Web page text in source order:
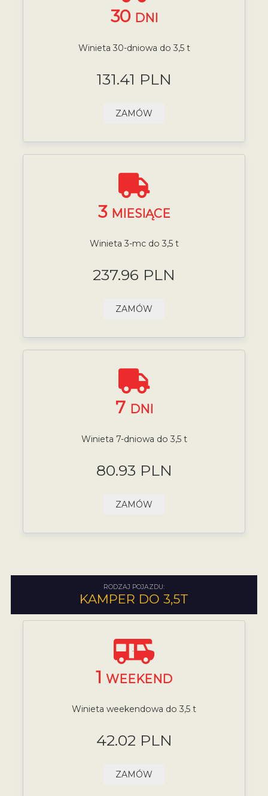
30 DNI
Winieta 30-dniowa do 3,5 t
131.41 PLN
ZAMÓW
3 MIESIĄCE
Winieta 3-mc do 3,5 t
237.96 PLN
ZAMÓW
7 DNI
Winieta 7-dniowa do 3,5 t
80.93 PLN
ZAMÓW
RODZAJ POJAZDU:
KAMPER DO 3,5T
1 WEEKEND
Winieta weekendowa do 3,5 t
42.02 PLN
ZAMÓW